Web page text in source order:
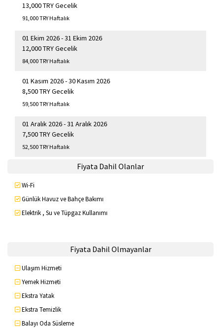
13,000 TRY Gecelik
91,000 TRY Haftalık
01 Ekim 2026 - 31 Ekim 2026
12,000 TRY Gecelik
84,000 TRY Haftalık
01 Kasım 2026 - 30 Kasım 2026
8,500 TRY Gecelik
59,500 TRY Haftalık
01 Aralık 2026 - 31 Aralık 2026
7,500 TRY Gecelik
52,500 TRY Haftalık
Fiyata Dahil Olanlar
Wi-Fi
Günlük Havuz ve Bahçe Bakımı
Elektrik , Su ve Tüpgaz Kullanımı
Fiyata Dahil Olmayanlar
Ulaşım Hizmeti
Yemek Hizmeti
Ekstra Yatak
Ekstra Temizlik
Balayı Oda Süsleme